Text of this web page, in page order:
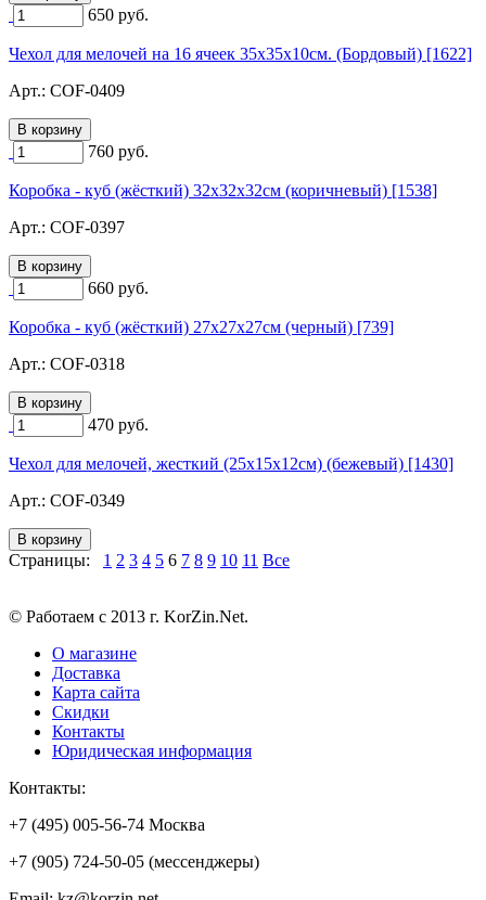
650 руб.
Чехол для мелочей на 16 ячеек 35х35х10см. (Бордовый) [1622]
Арт.: COF-0409
760 руб.
Коробка - куб (жёсткий) 32х32х32см (коричневый) [1538]
Арт.: COF-0397
660 руб.
Коробка - куб (жёсткий) 27х27х27см (черный) [739]
Арт.: COF-0318
470 руб.
Чехол для мелочей, жесткий (25х15х12см) (бежевый) [1430]
Арт.: COF-0349
Страницы: 1 2 3 4 5 6 7 8 9 10 11 Все
© Работаем с 2013 г. KorZin.Net.
О магазине
Доставка
Карта сайта
Скидки
Контакты
Юридическая информация
Контакты:
+7 (495) 005-56-74 Москва
+7 (905) 724-50-05 (мессенджеры)